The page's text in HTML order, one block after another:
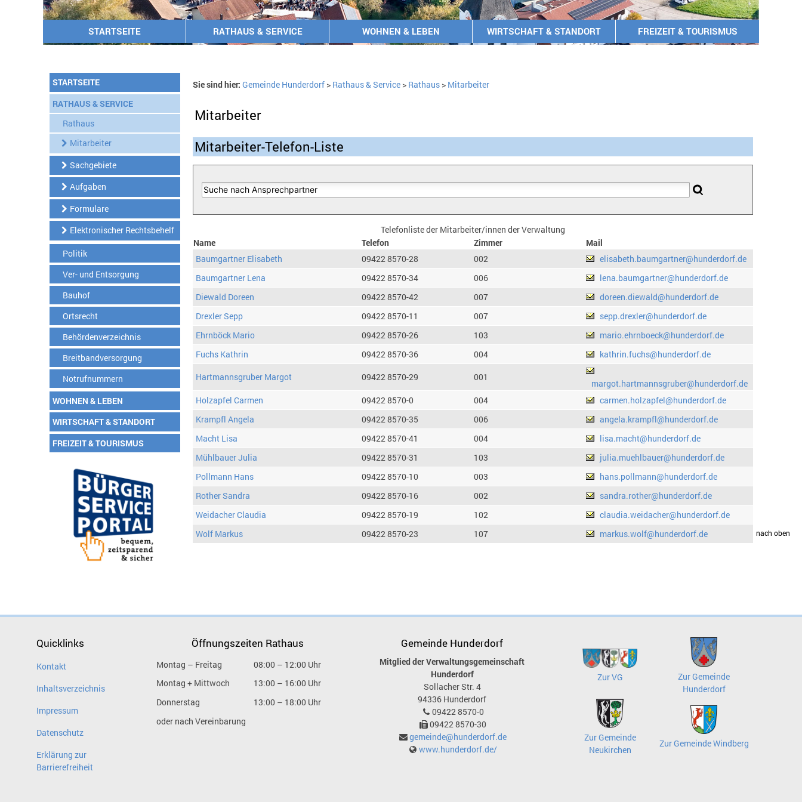
STARTSEITE RATHAUS & SERVICE WOHNEN & LEBEN WIRTSCHAFT & STANDORT FREIZEIT & TOURISMUS
STARTSEITE
RATHAUS & SERVICE
Rathaus
Mitarbeiter
Sachgebiete
Aufgaben
Formulare
Elektronischer Rechtsbehelf
Politik
Ver- und Entsorgung
Bauhof
Ortsrecht
Behördenverzeichnis
Breitbandversorgung
Notrufnummern
WOHNEN & LEBEN
WIRTSCHAFT & STANDORT
FREIZEIT & TOURISMUS
Sie sind hier: Gemeinde Hunderdorf> Rathaus & Service> Rathaus> Mitarbeiter
Mitarbeiter
Mitarbeiter-Telefon-Liste
Telefonliste der Mitarbeiter/innen der Verwaltung
Name
Telefon Zimmer
Mail
Baumgartner Elisabeth
09422 8570-28 002
elisabeth.baumgartner@hunderdorf.de
Baumgartner Lena
09422 8570-34 006
lena.baumgartner@hunderdorf.de
Diewald Doreen
09422 8570-42 007
doreen.diewald@hunderdorf.de
Drexler Sepp
09422 8570-11 007
sepp.drexler@hunderdorf.de
Ehrnböck Mario
09422 8570-26 103
mario.ehrnboeck@hunderdorf.de
Fuchs Kathrin
09422 8570-36 004
kathrin.fuchs@hunderdorf.de
Hartmannsgruber Margot
09422 8570-29 001
margot.hartmannsgruber@hunderdorf.de
Holzapfel Carmen
09422 8570-0 004
carmen.holzapfel@hunderdorf.de
Krampfl Angela
09422 8570-35 006
angela.krampfl@hunderdorf.de
Macht Lisa
09422 8570-41 004
lisa.macht@hunderdorf.de
Mühlbauer Julia
09422 8570-31 103
julia.muehlbauer@hunderdorf.de
Pollmann Hans
09422 8570-10 003
hans.pollmann@hunderdorf.de
Rother Sandra
09422 8570-16 002
sandra.rother@hunderdorf.de
Weidacher Claudia
09422 8570-19 102
claudia.weidacher@hunderdorf.de
Wolf Markus
09422 8570-23 107 markus.wolf@hunderdorf.dedrucken nach oben
Quicklinks
Kontakt
Inhaltsverzeichnis
Impressum
Datenschutz
Erklärung zur
Barrierefreiheit
Öffnungszeiten Rathaus
Montag – Freitag
08:00 – 12:00 Uhr
Montag + Mittwoch
13:00 – 16:00 Uhr
Donnerstag
13:00 – 18:00 Uhr
oder nach Vereinbarung
Gemeinde Hunderdorf
Mitglied der Verwaltungsgemeinschaft
Hunderdorf
Sollacher Str. 4
94336 Hunderdorf
09422 8570-0
09422 8570-30
gemeinde@hunderdorf.de
www.hunderdorf.de/
Zur VG
Zur Gemeinde
Hunderdorf
Zur Gemeinde
Neukirchen
Zur Gemeinde Windberg